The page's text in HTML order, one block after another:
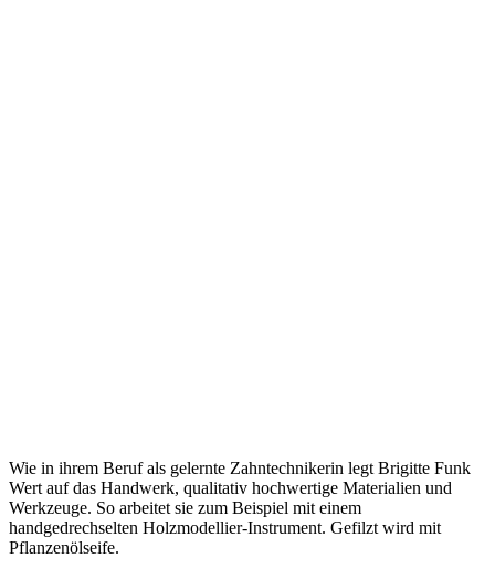
Wie in ihrem Beruf als gelernte Zahntechnikerin legt Brigitte Funk
Wert auf das Handwerk, qualitativ hochwertige Materialien und
Werkzeuge. So arbeitet sie zum Beispiel mit einem
handgedrechselten Holzmodellier-Instrument. Gefilzt wird mit
Pflanzenölseife.